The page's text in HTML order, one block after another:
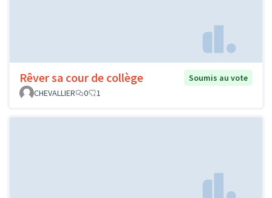
Rêver sa cour de collège
Soumis au vote
CHEVALLIER
0 1